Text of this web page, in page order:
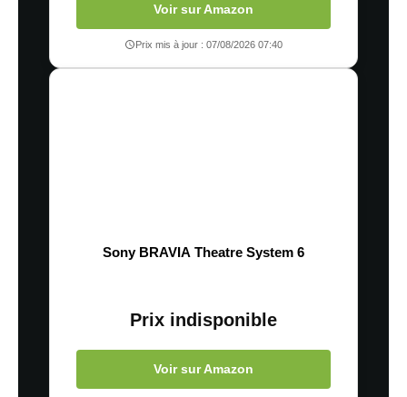
Voir sur Amazon
Prix mis à jour : 07/08/2026 07:40
Sony BRAVIA Theatre System 6
Prix indisponible
Voir sur Amazon